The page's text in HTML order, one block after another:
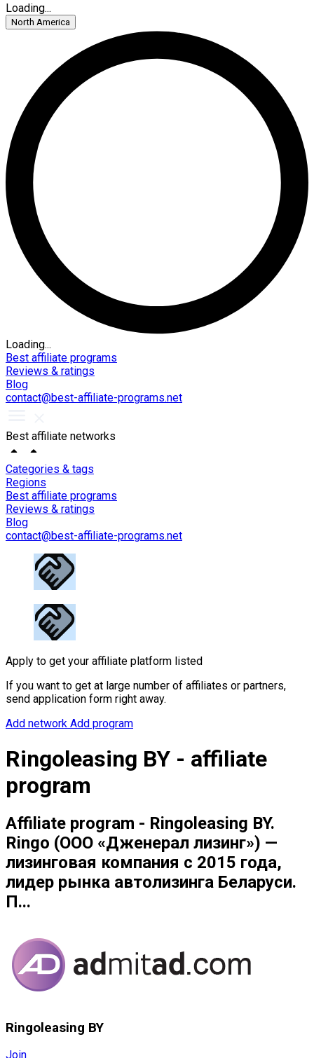
Loading...
North America
Loading...
Best affiliate programs
Reviews & ratings
Blog
contact@best-affiliate-programs.net
Best affiliate networks
Categories & tags
Regions
Best affiliate programs
Reviews & ratings
Blog
contact@best-affiliate-programs.net
Apply to get your affiliate platform listed
If you want to get at large number of affiliates or partners,
send application form right away.
Add network Add program
Ringoleasing BY - affiliate
program
Affiliate program - Ringoleasing BY.
Ringo (ООО «Дженерал лизинг») —
лизинговая компания с 2015 года,
лидер рынка автолизинга Беларуси.
П...
Ringoleasing BY
Join